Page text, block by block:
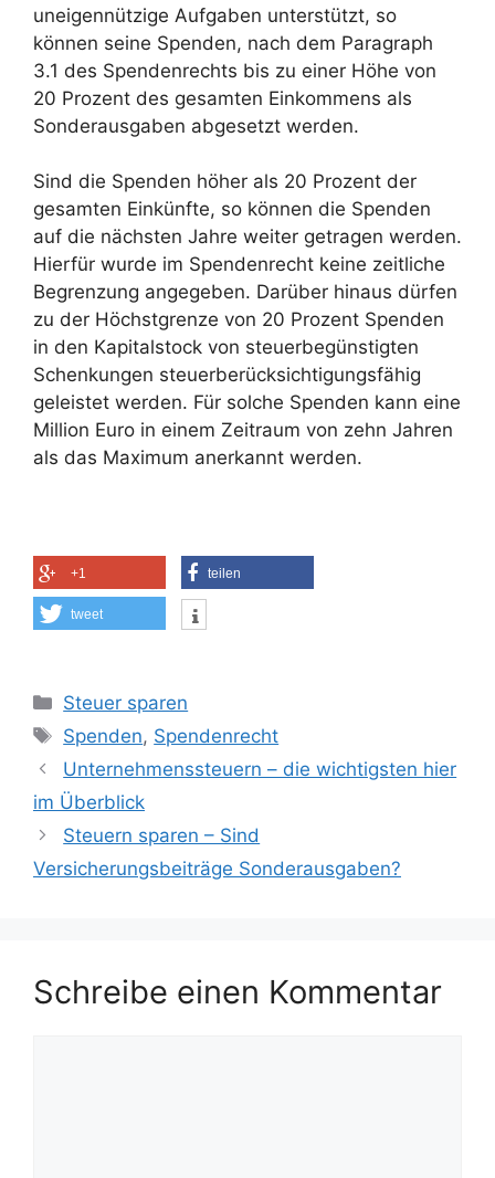
uneigennützige Aufgaben unterstützt, so
können seine Spenden, nach dem Paragraph
3.1 des Spendenrechts bis zu einer Höhe von
20 Prozent des gesamten Einkommens als
Sonderausgaben abgesetzt werden.
Sind die Spenden höher als 20 Prozent der
gesamten Einkünfte, so können die Spenden
auf die nächsten Jahre weiter getragen werden.
Hierfür wurde im Spendenrecht keine zeitliche
Begrenzung angegeben. Darüber hinaus dürfen
zu der Höchstgrenze von 20 Prozent Spenden
in den Kapitalstock von steuerbegünstigten
Schenkungen steuerberücksichtigungsfähig
geleistet werden. Für solche Spenden kann eine
Million Euro in einem Zeitraum von zehn Jahren
als das Maximum anerkannt werden.
+1 teilen
tweet
Kategorien
Steuer sparen
Schlagwörter
Spenden, Spendenrecht
Unternehmenssteuern – die wichtigsten hier
im Überblick
Steuern sparen – Sind
Versicherungsbeiträge Sonderausgaben?
Schreibe einen Kommentar